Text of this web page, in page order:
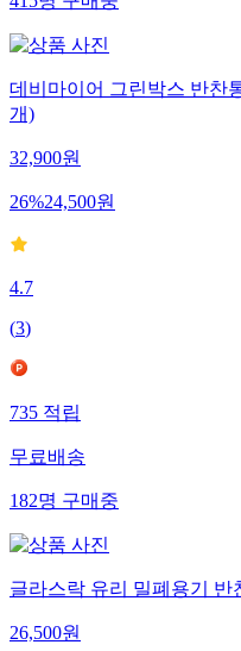
415명구매중
데비마이어 그린박스 반찬
개)
32,900원
26%24,500원
4.7
(3)
735적립
무료배송
182명구매중
글라스락 유리 밀폐용기 반
26,500원